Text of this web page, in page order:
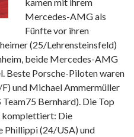
Mercedes-AMG als
Fünfte vor ihren
(25/Lehrensteinsfeld)
beide Mercedes-AMG
Beste Porsche-Piloten waren
und Michael Ammermüller
Bernhard). Die Top
komplettiert: Die
Phillippi (24/USA) und